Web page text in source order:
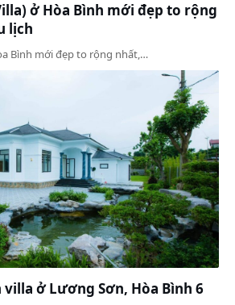
ở Hòa Bình mới đẹp to rộng
lịch
Bình mới đẹp to rộng nhất,…
ở Lương Sơn, Hòa Bình 6